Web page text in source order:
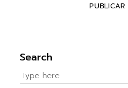
Search
Search
for: